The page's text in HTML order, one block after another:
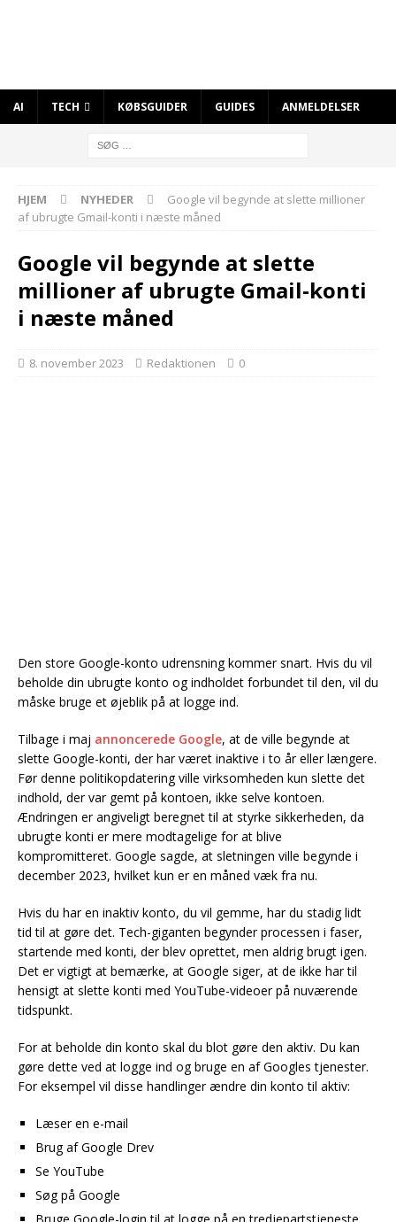
AI TECH KØBSGUIDER GUIDES ANMELDELSER
HJEM NYHEDER
Google vil begynde at slette millioner
af ubrugte Gmail-konti i næste måned
Google vil begynde at slette
millioner af ubrugte Gmail-konti
i næste måned
8. november 2023 Redaktionen 0
Den store Google-konto udrensning kommer snart. Hvis du vil
beholde din ubrugte konto og indholdet forbundet til den, vil du
måske bruge et øjeblik på at logge ind.
Tilbage i maj annoncerede Google, at de ville begynde at
slette Google-konti, der har været inaktive i to år eller længere.
Før denne politikopdatering ville virksomheden kun slette det
indhold, der var gemt på kontoen, ikke selve kontoen.
Ændringen er angiveligt beregnet til at styrke sikkerheden, da
ubrugte konti er mere modtagelige for at blive
kompromitteret. Google sagde, at sletningen ville begynde i
december 2023, hvilket kun er en måned væk fra nu.
Hvis du har en inaktiv konto, du vil gemme, har du stadig lidt
tid til at gøre det. Tech-giganten begynder processen i faser,
startende med konti, der blev oprettet, men aldrig brugt igen.
Det er vigtigt at bemærke, at Google siger, at de ikke har til
hensigt at slette konti med YouTube-videoer på nuværende
tidspunkt.
For at beholde din konto skal du blot gøre den aktiv. Du kan
gøre dette ved at logge ind og bruge en af Googles tjenester.
For eksempel vil disse handlinger ændre din konto til aktiv:
Læser en e-mail
Brug af Google Drev
Se YouTube
Søg på Google